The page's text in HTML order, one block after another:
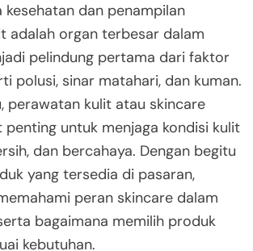
kesehatan dan penampilan
adalah organ terbesar dalam
pelindung pertama dari faktor
polusi, sinar matahari, dan kuman.
perawatan kulit atau skincare
penting untuk menjaga kondisi kulit
dan bercahaya. Dengan begitu
yang tersedia di pasaran,
peran skincare dalam
bagaimana memilih produk
kebutuhan.